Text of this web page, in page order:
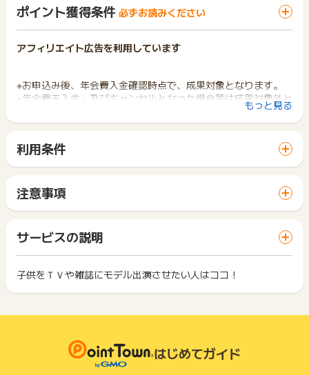
ポイント獲得条件 必ずお読みください
アフィリエイト広告を利用しています
※お申込み後、年会費入金確認時点で、成果対象となります。
※年会費未入金・及びキャンセルとなった場合等は成果対象外と
※お申込み日から半年以上経過している場合、ポイントに関する
い。
※ポイントに関するお問い合わせは、ポイントタウンのサポート
までお問い合わせください。ポイントについて、広告主に直接
お問い合わせをした場合、ポイント獲得対象外となる場合がご
ざいます。
もっと見る
利用条件
サイトに移動してからお申し込みやお買い物が完了するまでの
間に、同じブラウザ（※）で他のサイトに移動した場合はポイン
ト獲得ができません。
「 申込をしてポイントGET 」ボタンを押した時とサービス・
お買い物利用時で、デバイス・ブラウザが異なる場合はポイン
ト獲得ができません。
2回以上同じお買い物・サービスをご利用される場合は、毎回
ポイントタウンに戻り、「 申込をしてポイントGET 」ボタン
得無効」となる可能性があります。
・同一端末や同一世帯で、繰り返し利用不可のサービス・お買
い物を複数回ご利用された場合
注意事項
一部のサービスにつきましては、1商品につき10円単位の金額
は切り捨てとなります。
ポイント獲得が1ポイント未満のものは切り捨てとなり、ポイ
ント履歴には記載されません。
につきましては、ポイントタウンのポイント獲得の対象には含
商品の交換や一部でもキャンセルされた場合、ポイントが無効
になる可能性もございます。
各サービス・お買い物の獲得ポイントや獲得条件、キャンペー
サービスの説明
子供をＴＶや雑誌にモデル出演させたい人はココ！
はじめてガイド